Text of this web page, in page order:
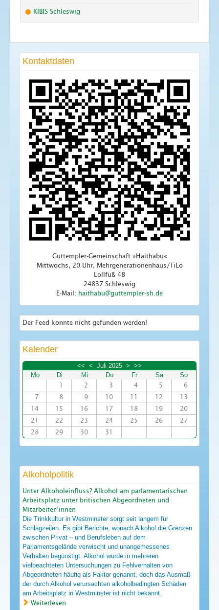
KIBIS Schleswig
Kontaktdaten
Guttempler-Gemeinschaft »Haithabu«
Mittwochs, 20 Uhr, Mehrgenerationenhaus/TiLo
Lollfuß 48
24837 Schleswig
E-Mail:
Der Feed konnte nicht gefunden werden!
Kalender
<< < Juli 2025 > >>
Mo
Di Mi Do Fr Sa
So
1
2 3 4 5
6
7
8 9 10 11 12
13
14
15 16 17 18 19
20
21
22 23 24 25 26
27
28
29 30 31
Alkoholpolitik
Unter Alkoholeinfluss? Alkohol am parlamentarischen
Arbeitsplatz unter britischen Abgeordneten und
Mitarbeiter*innen
Die Trinkkultur in Westminster sorgt seit langem für
Schlagzeilen. Es gibt Berichte, wonach Alkohol die Grenzen
zwischen Privat – und Berufsleben auf dem
Parlamentsgelände verwischt und unangemessenes
Verhalten begünstigt. Alkohol wurde in mehreren
vielbeachteten Untersuchungen zu Fehlverhalten von
Abgeordneten häufig als Faktor genannt, doch das Ausmaß
der durch Alkohol verursachten alkoholbedingten Schäden
am Arbeitsplatz in Westminster ist nicht bekannt.
Weiterlesen